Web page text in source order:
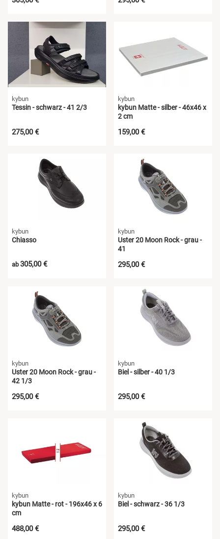
kybun
Tessin - schwarz - 41 2/3
275,00 €
kybun
kybun Matte - silber - 46x46 x
2 cm
159,00 €
kybun
Chiasso
ab305,00 €
kybun
Uster 20 Moon Rock - grau -
41
295,00 €
kybun
Uster 20 Moon Rock - grau -
42 1/3
295,00 €
kybun
Biel - silber - 40 1/3
295,00 €
kybun
kybun Matte - rot - 196x46 x 6
cm
488,00 €
kybun
Biel - schwarz - 36 1/3
295,00 €